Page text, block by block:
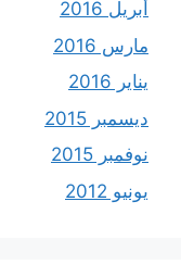
أبريل 2016
مارس 2016
يناير 2016
ديسمبر 2015
نوفمبر 2015
يونيو 2012